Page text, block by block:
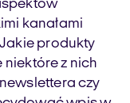
kanałami
produkty
z nich
czy